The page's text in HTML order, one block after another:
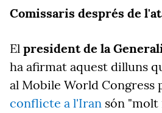
Comissaris després de
El president de la
ha afirmat aquest dilluns
al Mobile World Congress
conflicte a l'Iran són